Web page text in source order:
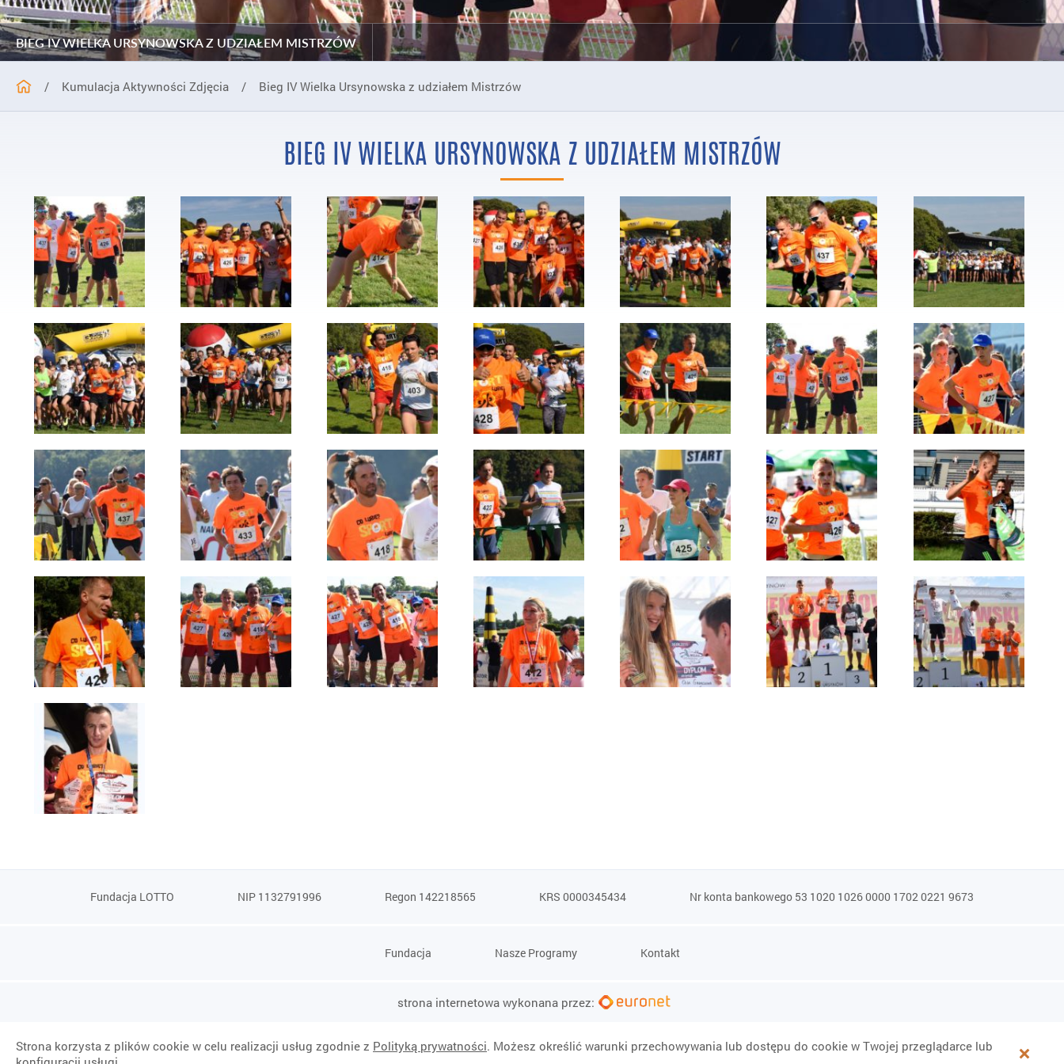
BIEG IV WIELKA URSYNOWSKA Z UDZIAŁEM MISTRZÓW
/ Kumulacja Aktywności Zdjęcia / Bieg IV Wielka Ursynowska z udziałem Mistrzów
BIEG IV WIELKA URSYNOWSKA Z UDZIAŁEM MISTRZÓW
Fundacja LOTTO NIP 1132791996 Regon 142218565 KRS 0000345434 Nr konta bankowego 53 1020 1026 0000 1702 0221 9673
Fundacja Nasze Programy Kontakt
strona internetowa wykonana przez:
Strona korzysta z plików cookie w celu realizacji usług zgodnie z Polityką prywatności. Możesz określić warunki przechowywania lub dostępu do cookie w Twojej przeglądarce lub